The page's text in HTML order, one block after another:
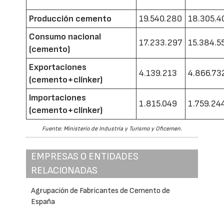
Producción cemento 19.540.280
Consumo nacional
(cemento)
17.233.297
Exportaciones
(cemento+clínker)
4.139.213
Importaciones
(cemento+clínker)
1.815.049
Fuente: Ministerio de Industria y Turismo y Oficemen.
EMPRESAS O ENTIDADES
RELACIONADAS
Agrupación de Fabricantes de Cemento de
España